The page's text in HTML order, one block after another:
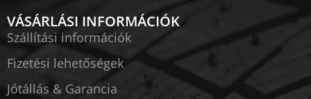
VÁSÁRLÁSI INFORMÁCIÓK
Szállítási információk
Fizetési lehetőségek
Jótállás & Garancia